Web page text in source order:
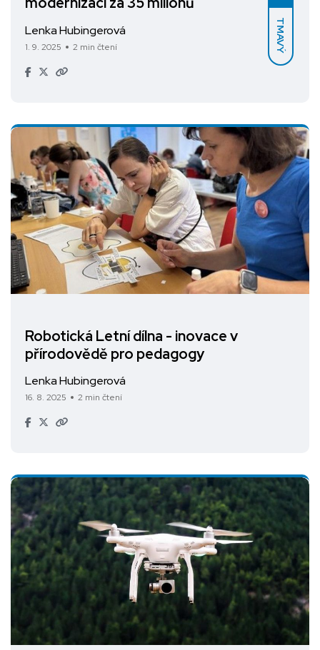
TMAVÝ
Lenka Hubingerová
1. 9. 2025 2 min čtení
Robotická Letní dílna - inovace v
přírodovědě pro pedagogy
Lenka Hubingerová
16. 8. 2025 2 min čtení